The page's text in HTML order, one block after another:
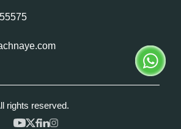
rights reserved.